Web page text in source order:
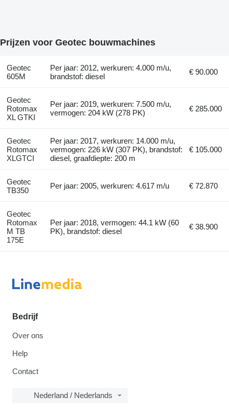
Prijzen voor Geotec bouwmachines
Geotec
605M
Per jaar: 2012, werkuren: 4.000 m/u,
brandstof: diesel
€ 90.000
Geotec
Rotomax
XL GTKI
Per jaar: 2019, werkuren: 7.500 m/u,
vermogen: 204 kW (278 PK)
€ 285.000
Geotec
Rotomax
XLGTCI
Per jaar: 2017, werkuren: 14.000 m/u,
vermogen: 226 kW (307 PK), brandstof:
diesel, graafdiepte: 200 m
€ 105.000
Geotec
TB350
Per jaar: 2005, werkuren: 4.617 m/u € 72.870
Geotec
Rotomax
M TB
175E
Per jaar: 2018, vermogen: 44.1 kW (60
PK), brandstof: diesel
€ 38.900
Bedrijf
Over ons
Help
Contact
Nederland / Nederlands